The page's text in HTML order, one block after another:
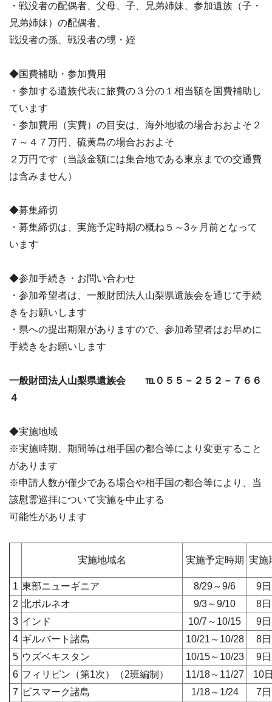
・戦没者の配偶者、父母、子、兄弟姉妹、参加遺族（子・
兄弟姉妹）の配偶者、
戦没者の孫、戦没者の甥・姪
◆国費補助・参加費用
・参加する遺族代表に旅費の３分の１相当額を国費補助し
ています
・参加費用（実費）の目安は、海外地域の場合おおよそ２
７～４７万円、硫黄島の場合おおよそ
２万円です（当該金額には集合地である東京までの交通費
は含みません）
◆募集締切
・募集締切は、実施予定時期の概ね５～3ヶ月前となって
います
◆参加手続き・お問い合わせ
・参加希望者は、一般財団法人山梨県遺族会を通じて手続
きをお願いします
・県への提出期限がありますので、参加希望者はお早めに
手続きをお願いします
一般財団法人山梨県遺族会
℡０５５－２５２－７６６
４
◆実施地域
※実施時期、期間等は相手国の都合等により変更すること
があります
※申請人数が僅少である場合や相手国の都合等により、当
該慰霊巡拝について実施を中止する
可能性があります
実施地域名 実施予定時期 実施
1 東部ニューギニア 8/29～9/6
9
2 北ボルネオ 9/3～9/10
8
3 インド 10/7～10/15
9
4 ギルバート諸島 10/21～10/28
8
5 ウズベキスタン 10/15～10/23
9
6 フィリピン（第1次）（2班編制） 11/18～11/27
10
7 ビスマーク諸島 1/18～1/24 7